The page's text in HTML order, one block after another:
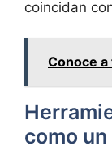
coincidan
Conoce
como un